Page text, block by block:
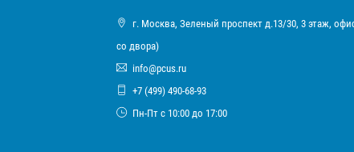
г. Москва, Зеленый проспект д.13/30, 3 этаж,
со двора)
info@pcus.ru
+7 (499) 490-68-93
Пн-Пт с 10:00 до 17:00